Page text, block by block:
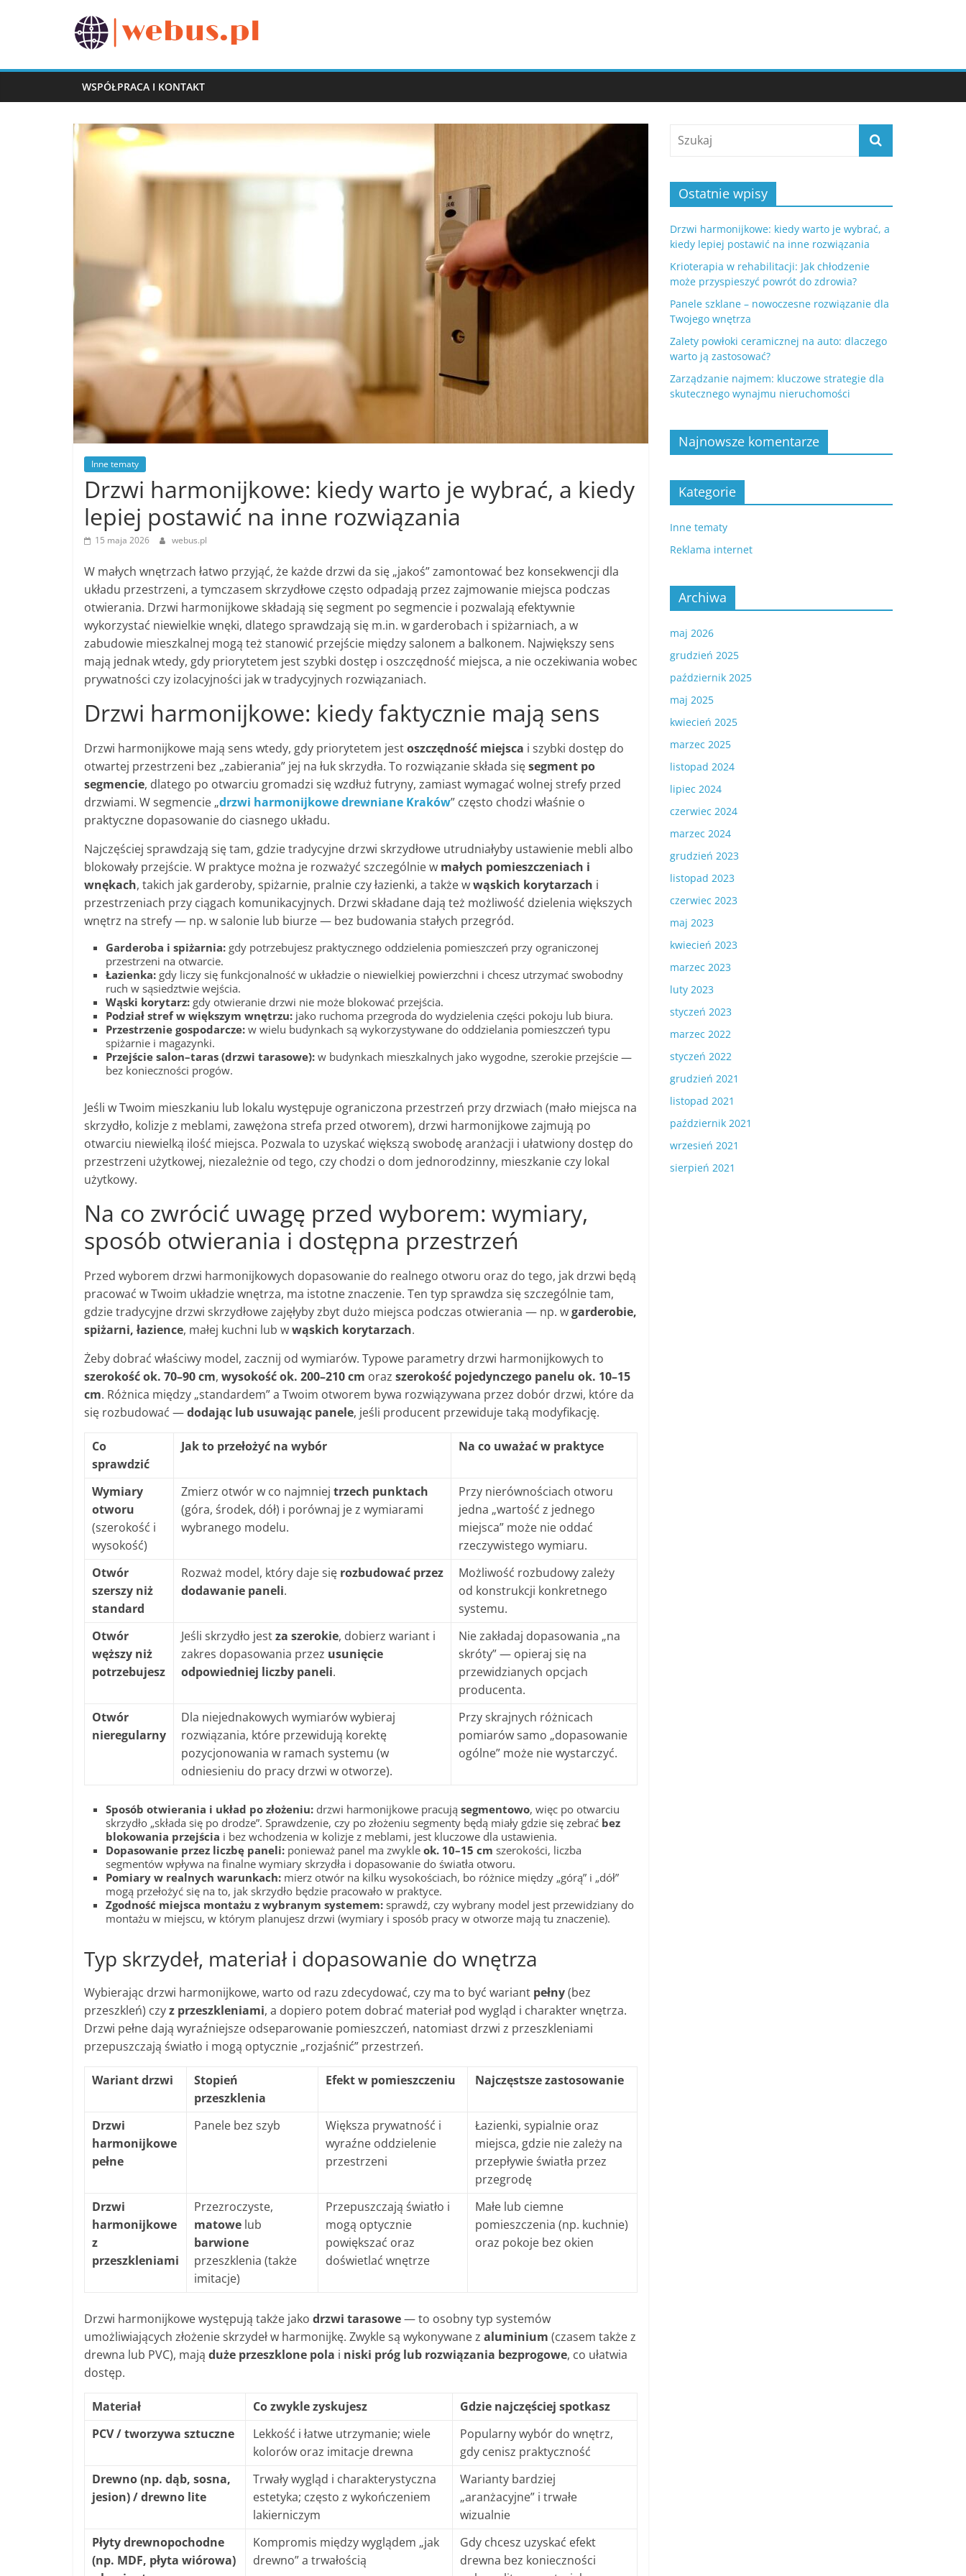
webus.pl
WSPÓŁPRACA I KONTAKT
Inne tematy
Drzwi harmonijkowe: kiedy warto je wybrać, a kiedy
lepiej postawić na inne rozwiązania
15 maja 2026 webus.pl
W małych wnętrzach łatwo przyjąć, że każde drzwi da się „jakoś” zamontować bez konsekwencji dla
układu przestrzeni, a tymczasem skrzydłowe często odpadają przez zajmowanie miejsca podczas
otwierania. Drzwi harmonijkowe składają się segment po segmencie i pozwalają efektywnie
wykorzystać niewielkie wnęki, dlatego sprawdzają się m.in. w garderobach i spiżarniach, a w
zabudowie mieszkalnej mogą też stanowić przejście między salonem a balkonem. Największy sens
mają jednak wtedy, gdy priorytetem jest szybki dostęp i oszczędność miejsca, a nie oczekiwania wobec
prywatności czy izolacyjności jak w tradycyjnych rozwiązaniach.
Drzwi harmonijkowe: kiedy faktycznie mają sens
Drzwi harmonijkowe mają sens wtedy, gdy priorytetem jestoszczędność miejsca i szybki dostęp do
otwartej przestrzeni bez „zabierania” jej na łuk skrzydła. To rozwiązanie składa sięsegment po
segmencie, dlatego po otwarciu gromadzi się wzdłuż futryny, zamiast wymagać wolnej strefy przed
drzwiami. W segmencie „drzwi harmonijkowe drewniane Kraków” często chodzi właśnie o
praktyczne dopasowanie do ciasnego układu.
Najczęściej sprawdzają się tam, gdzie tradycyjne drzwi skrzydłowe utrudniałyby ustawienie mebli albo
blokowały przejście. W praktyce można je rozważyć szczególnie w małych pomieszczeniach i
wnękach, takich jak garderoby, spiżarnie, pralnie czy łazienki, a także wwąskich korytarzach i
przestrzeniach przy ciągach komunikacyjnych. Drzwi składane dają też możliwość dzielenia większych
wnętrz na strefy — np. w salonie lub biurze — bez budowania stałych przegród.
Garderoba i spiżarnia: gdy potrzebujesz praktycznego oddzielenia pomieszczeń przy ograniczonej
przestrzeni na otwarcie.
Łazienka: gdy liczy się funkcjonalność w układzie o niewielkiej powierzchni i chcesz utrzymać swobodny
ruch w sąsiedztwie wejścia.
Wąski korytarz: gdy otwieranie drzwi nie może blokować przejścia.
Podział stref w większym wnętrzu: jako ruchoma przegroda do wydzielenia części pokoju lub biura.
Przestrzenie gospodarcze: w wielu budynkach są wykorzystywane do oddzielania pomieszczeń typu
spiżarnie i magazynki.
Przejście salon–taras (drzwi tarasowe): w budynkach mieszkalnych jako wygodne, szerokie przejście —
bez konieczności progów.
Jeśli w Twoim mieszkaniu lub lokalu występuje ograniczona przestrzeń przy drzwiach (mało miejsca na
skrzydło, kolizje z meblami, zawężona strefa przed otworem), drzwi harmonijkowe zajmują po
otwarciu niewielką ilość miejsca. Pozwala to uzyskać większą swobodę aranżacji i ułatwiony dostęp do
przestrzeni użytkowej, niezależnie od tego, czy chodzi o dom jednorodzinny, mieszkanie czy lokal
użytkowy.
Na co zwrócić uwagę przed wyborem: wymiary,
sposób otwierania i dostępna przestrzeń
Przed wyborem drzwi harmonijkowych dopasowanie do realnego otworu oraz do tego, jak drzwi będą
pracować w Twoim układzie wnętrza, ma istotne znaczenie. Ten typ sprawdza się szczególnie tam,
gdzie tradycyjne drzwi skrzydłowe zajęłyby zbyt dużo miejsca podczas otwierania — np. wgarderobie,
spiżarni, łazience, małej kuchni lub wwąskich korytarzach.
Żeby dobrać właściwy model, zacznij od wymiarów. Typowe parametry drzwi harmonijkowych to
szerokość ok. 70–90 cm, wysokość ok. 200–210 cm oraz szerokość pojedynczego panelu ok. 10–15
cm. Różnica między „standardem” a Twoim otworem bywa rozwiązywana przez dobór drzwi, które da
się rozbudować —dodając lub usuwając panele, jeśli producent przewiduje taką modyfikację.
Co
sprawdzić
Jak to przełożyć na wybór Na co uważać w praktyce
Wymiary
otworu
(szerokość i
wysokość)
Zmierz otwór w co najmniej trzech punktach
(góra, środek, dół) i porównaj je z wymiarami
wybranego modelu.
Przy nierównościach otworu
jedna „wartość z jednego
miejsca” może nie oddać
rzeczywistego wymiaru.
Otwór
szerszy niż
standard
Rozważ model, który daje się rozbudować przez
dodawanie paneli.
Możliwość rozbudowy zależy
od konstrukcji konkretnego
systemu.
Otwór
węższy niż
potrzebujesz
Jeśli skrzydło jestza szerokie, dobierz wariant i
zakres dopasowania przez usunięcie
odpowiedniej liczby paneli.
Nie zakładaj dopasowania „na
skróty” — opieraj się na
przewidzianych opcjach
producenta.
Otwór
nieregularny
Dla niejednakowych wymiarów wybieraj
rozwiązania, które przewidują korektę
pozycjonowania w ramach systemu (w
odniesieniu do pracy drzwi w otworze).
Przy skrajnych różnicach
pomiarów samo „dopasowanie
ogólne” może nie wystarczyć.
Sposób otwierania i układ po złożeniu: drzwi harmonijkowe pracują segmentowo, więc po otwarciu
skrzydło „składa się po drodze”. Sprawdzenie, czy po złożeniu segmenty będą miały gdzie się zebrać bez
blokowania przejścia i bez wchodzenia w kolizje z meblami, jest kluczowe dla ustawienia.
Dopasowanie przez liczbę paneli: ponieważ panel ma zwykle ok. 10–15 cm szerokości, liczba
segmentów wpływa na finalne wymiary skrzydła i dopasowanie do światła otworu.
Pomiary w realnych warunkach: mierz otwór na kilku wysokościach, bo różnice między „górą” i „dół”
mogą przełożyć się na to, jak skrzydło będzie pracowało w praktyce.
Zgodność miejsca montażu z wybranym systemem: sprawdź, czy wybrany model jest przewidziany do
montażu w miejscu, w którym planujesz drzwi (wymiary i sposób pracy w otworze mają tu znaczenie).
Typ skrzydeł, materiał i dopasowanie do wnętrza
Wybierając drzwi harmonijkowe, warto od razu zdecydować, czy ma to być wariant pełny(bez
przeszkleń) czyz przeszkleniami, a dopiero potem dobrać materiał pod wygląd i charakter wnętrza.
Drzwi pełne dają wyraźniejsze odseparowanie pomieszczeń, natomiast drzwi z przeszkleniami
przepuszczają światło i mogą optycznie „rozjaśnić” przestrzeń.
Wariant drzwi
Stopień
przeszklenia
Efekt w pomieszczeniu Najczęstsze zastosowanie
Drzwi
harmonijkowe
pełne
Panele bez szyb
Większa prywatność i
wyraźne oddzielenie
przestrzeni
Łazienki, sypialnie oraz
miejsca, gdzie nie zależy na
przepływie światła przez
przegrodę
Drzwi
harmonijkowe
z
przeszkleniami
Przezroczyste,
matowe lub
barwione
przeszklenia (także
imitacje)
Przepuszczają światło i
mogą optycznie
powiększać oraz
doświetlać wnętrze
Małe lub ciemne
pomieszczenia (np. kuchnie)
oraz pokoje bez okien
Drzwi harmonijkowe występują także jako drzwi tarasowe— to osobny typ systemów
umożliwiających złożenie skrzydeł w harmonijkę. Zwykle są wykonywane z aluminium (czasem także z
drewna lub PVC), mają duże przeszklone pola i niski próg lub rozwiązania bezprogowe, co ułatwia
dostęp.
Materiał Co zwykle zyskujesz
Gdzie najczęściej spotkasz
PCV / tworzywa sztuczne
Lekkość i łatwe utrzymanie; wiele
kolorów oraz imitacje drewna
Popularny wybór do wnętrz,
gdy cenisz praktyczność
Drewno (np. dąb, sosna,
jesion) / drewno lite
Trwały wygląd i charakterystyczna
estetyka; często z wykończeniem
lakierniczym
Warianty bardziej
„aranżacyjne” i trwałe
wizualnie
Płyty drewnopochodne
(np. MDF, płyta wiórowa)
Kompromis między wyglądem „jak
drewno” a trwałością
Gdy chcesz uzyskać efekt
drewna bez konieczności
Ostatnie wpisy
Drzwi harmonijkowe: kiedy warto je wybrać, a
kiedy lepiej postawić na inne rozwiązania
Krioterapia w rehabilitacji: Jak chłodzenie
może przyspieszyć powrót do zdrowia?
Panele szklane – nowoczesne rozwiązanie dla
Twojego wnętrza
Zalety powłoki ceramicznej na auto: dlaczego
warto ją zastosować?
Zarządzanie najmem: kluczowe strategie dla
skutecznego wynajmu nieruchomości
Najnowsze komentarze
Kategorie
Inne tematy
Reklama internet
Archiwa
maj 2026
grudzień 2025
październik 2025
maj 2025
kwiecień 2025
marzec 2025
listopad 2024
lipiec 2024
czerwiec 2024
marzec 2024
grudzień 2023
listopad 2023
czerwiec 2023
maj 2023
kwiecień 2023
marzec 2023
luty 2023
styczeń 2023
marzec 2022
styczeń 2022
grudzień 2021
listopad 2021
październik 2021
wrzesień 2021
sierpień 2021